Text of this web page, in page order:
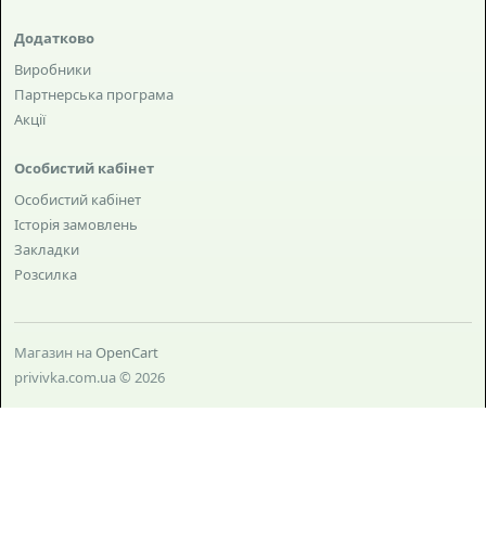
Додатково
Виробники
Партнерська програма
Акції
Особистий кабінет
Особистий кабінет
Історія замовлень
Закладки
Розсилка
Магазин на OpenCart
privivka.com.ua © 2026